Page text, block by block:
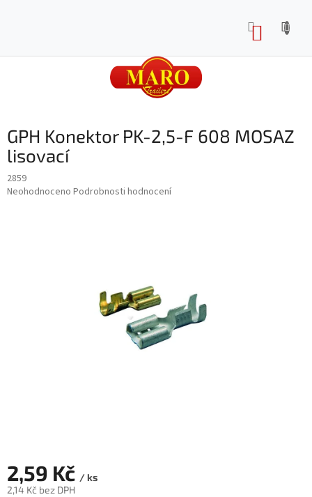
GPH Konektor PK-2,5-F 608 MOSAZ
lisovací
2859
Průměrné
Neohodnoceno Podrobnosti hodnocení
2,59 Kč / ks
2,14 Kč bez DPH